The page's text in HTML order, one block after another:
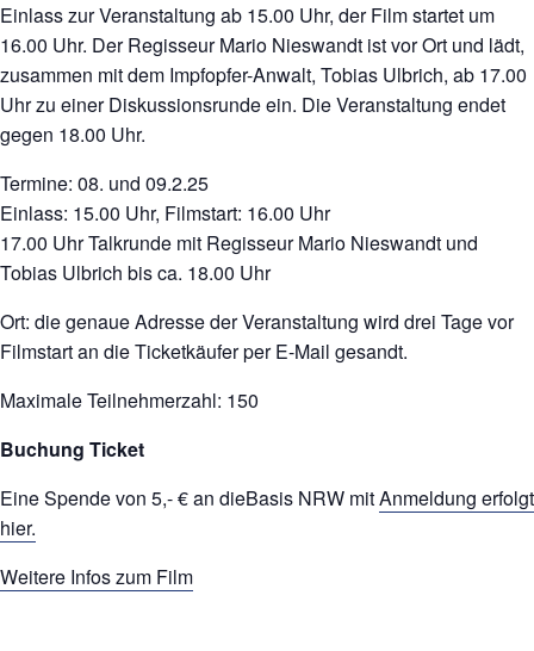
Einlass zur Veranstaltung ab 15.00 Uhr, der Film startet um
16.00 Uhr. Der Regisseur Mario Nieswandt ist vor Ort und lädt,
zusammen mit dem Impfopfer-Anwalt, Tobias Ulbrich, ab 17.00
Uhr zu einer Diskussionsrunde ein. Die Veranstaltung endet
gegen 18.00 Uhr.
Termine: 08. und 09.2.25
Einlass: 15.00 Uhr, Filmstart: 16.00 Uhr
17.00 Uhr Talkrunde mit Regisseur Mario Nieswandt und
Tobias Ulbrich bis ca. 18.00 Uhr
Ort: die genaue Adresse der Veranstaltung wird drei Tage vor
Filmstart an die Ticketkäufer per E-Mail gesandt.
Maximale Teilnehmerzahl: 150
Buchung Ticket
Eine Spende von 5,- € an dieBasis NRW mitAnmeldung erfolgt
hier.
Weitere Infos zum Film